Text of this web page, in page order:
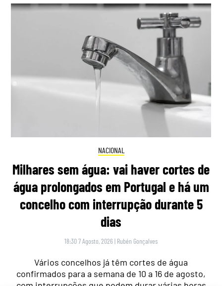
NACIONAL
Milhares sem água: vai haver cortes de
água prolongados em Portugal e há um
concelho com interrupção durante 5
dias
18:30 7 Agosto, 2026 | Rubén Gonçalves
Vários concelhos já têm cortes de água
confirmados para a semana de 10 a 16 de agosto,